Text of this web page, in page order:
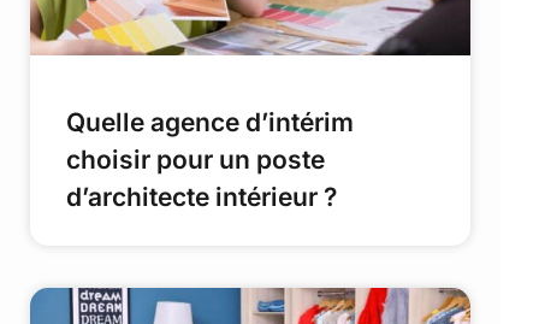
Quelle agence d’intérim
choisir pour un poste
d’architecte intérieur ?